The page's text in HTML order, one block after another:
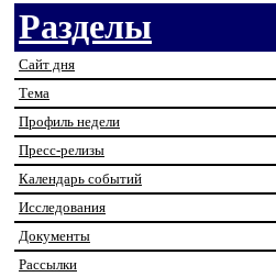
Разделы
Сайт дня
Тема
Профиль недели
Пресс-релизы
Календарь событий
Исследования
Документы
Рассылки